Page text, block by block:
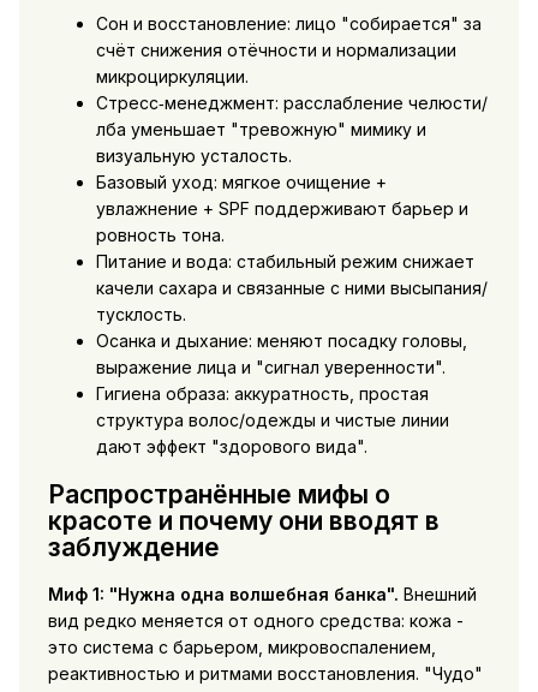
Сон и восстановление: лицо "собирается" за
счёт снижения отёчности и нормализации
микроциркуляции.
Стресс‑менеджмент: расслабление челюсти/
лба уменьшает "тревожную" мимику и
визуальную усталость.
Базовый уход: мягкое очищение +
увлажнение + SPF поддерживают барьер и
ровность тона.
Питание и вода: стабильный режим снижает
качели сахара и связанные с ними высыпания/
тусклость.
Осанка и дыхание: меняют посадку головы,
выражение лица и "сигнал уверенности".
Гигиена образа: аккуратность, простая
структура волос/одежды и чистые линии
дают эффект "здорового вида".
Распространённые мифы о
красоте и почему они вводят в
заблуждение
Миф 1: "Нужна одна волшебная банка". Внешний
вид редко меняется от одного средства: кожа -
это система с барьером, микровоспалением,
реактивностью и ритмами восстановления. "Чудо"